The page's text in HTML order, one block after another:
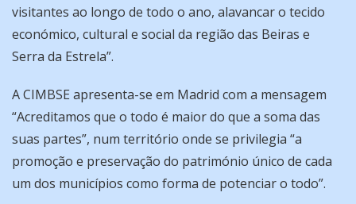
visitantes ao longo de todo o ano, alavancar o tecido
económico, cultural e social da região das Beiras e
Serra da Estrela”.
A CIMBSE apresenta-se em Madrid com a mensagem
“Acreditamos que o todo é maior do que a soma das
suas partes”, num território onde se privilegia “a
promoção e preservação do património único de cada
um dos municípios como forma de potenciar o todo”.